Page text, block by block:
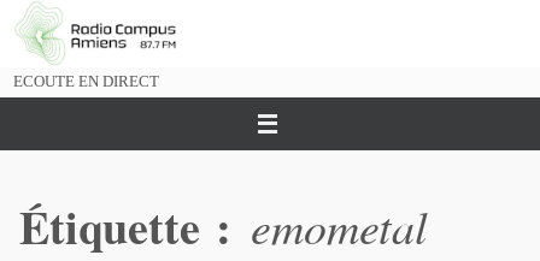
Passer
vers
ECOUTE EN DIRECT
Étiquette : emometal